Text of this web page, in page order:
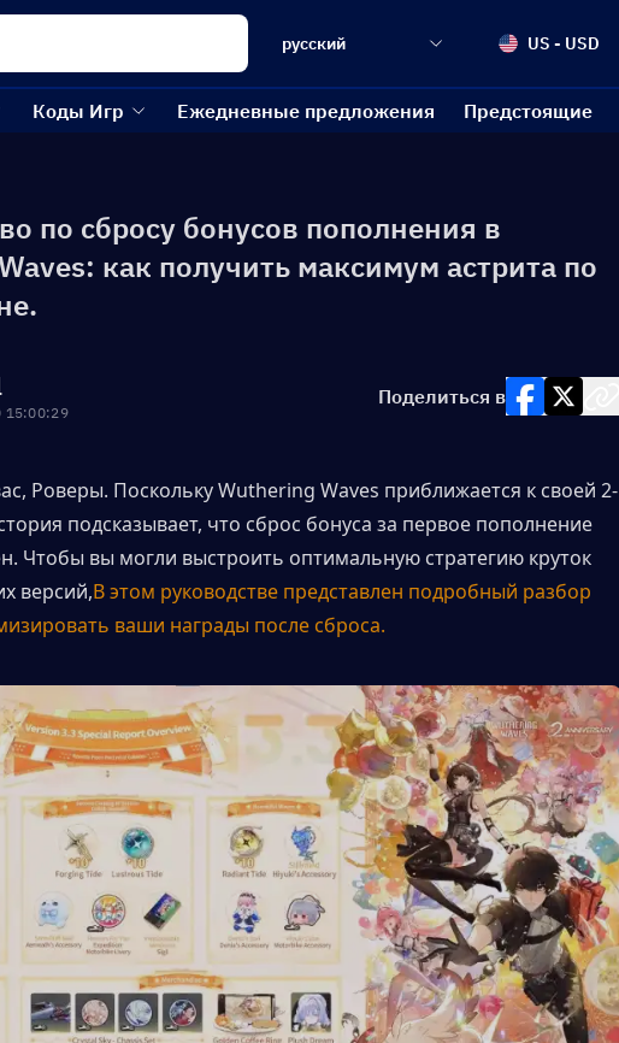
русский US - USD
Коды Игр Ежедневные предложения Предстоящие
по сбросу бонусов пополнения в
как получить максимум астрита по
15:00:29
Поделиться в
Роверы. Поскольку Wuthering Waves приближается к своей 2-
подсказывает, что сброс бонуса за первое пополнение
Чтобы вы могли выстроить оптимальную стратегию круток
версий,В этом руководстве представлен подробный разбор
ваши награды после сброса.